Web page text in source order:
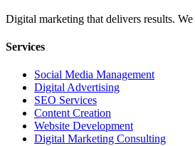
Digital marketing that delivers results.
Services
Social Media Management
Digital Advertising
SEO Services
Content Creation
Website Development
Digital Marketing Consulting